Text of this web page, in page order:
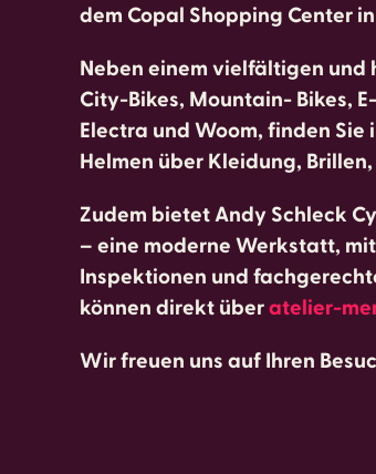
dem Copal Shopping Center
Neben einem vielfältigen und
City-Bikes, Mountain- Bikes,
Electra und Woom, finden Sie
Helmen über Kleidung,
Zudem bietet Andy Schleck
– eine moderne Werkstatt,
Inspektionen und
können direkt überatelier-
Wir freuen uns auf Ihren